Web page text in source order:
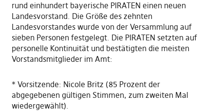
rund einhundert bayerische PIRATEN einen neuen
Landesvorstand. Die Größe des zehnten
Landesvorstandes wurde von der Versammlung auf
sieben Personen festgelegt. Die PIRATEN setzten auf
personelle Kontinuität und bestätigten die meisten
Vorstandsmitglieder im Amt:
* Vorsitzende: Nicole Britz (85 Prozent der
abgegebenen gültigen Stimmen, zum zweiten Mal
wiedergewählt).